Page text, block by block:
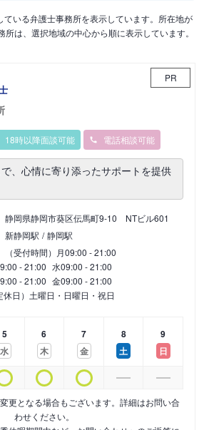
いる弁護士事務所を表示しています。所在地が
は、選択地域の中心から順に表示しています。
PR
18時以降面談可能 電話相談可能
、心情に寄り添ったサポートを提供
静岡県静岡市葵区伝馬町9‐10 NTビル601
新静岡駅
静岡駅
（受付時間） 月09:00 - 21:00
- 21:00 水09:00 - 21:00
- 21:00 金09:00 - 21:00
休日）土曜日・日曜日・祝日
5
水
6
木
7
金
8
土
9
日
更となる場合もございます。詳細はお問い合
わせください。